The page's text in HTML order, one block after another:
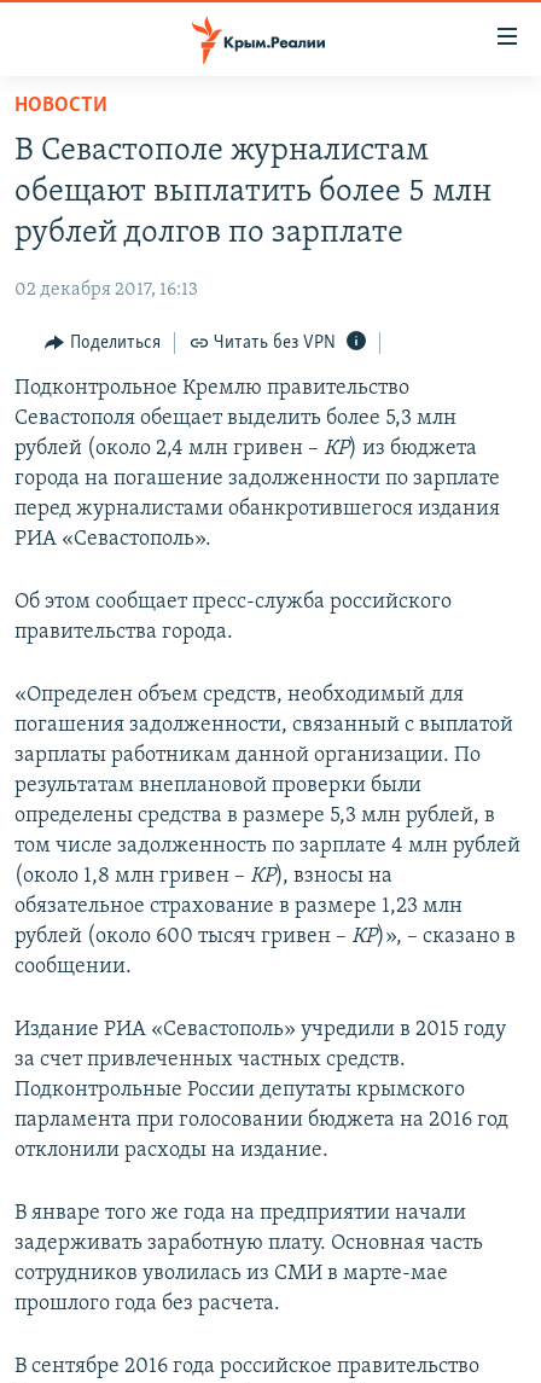
Вернуться
основному
содержанию
Вернутся
главной
навигации
Вернутся
поиску
СПЕЦПРОЕКТЫ
ГРУЗ 200
11 ЛЕТ ОККУПАЦИИ КРЫМА. 11 ИСТОРИЙ СОПРОТИВЛЕНИЯ
ВОДА
ЕЩЕ
ИНТЕРАКТИВ
ИНФОГРАФИКА
ТЕЛЕПРОЕКТ КРЫМ.РЕАЛИИ
СОВЕТЫ ПРАВОЗАЩИТНИКОВ
ПРОПАВШИЕ БЕЗ ВЕСТИ
КРЫМ.НЕПОКОРЕННЫЙ
УКРАИНСКАЯ ПРОБЛЕМА КРЫМА
РАДІО СВОБОДА
КАК ОБОЙТИ БЛОКИРОВКУ
Українською
Qırımtatar
Все сайты RFE/RL
НОВОСТИ
В Севастополе журналистам
обещают выплатить более 5 млн
рублей долгов по зарплате
02 декабря 2017, 16:13
Поделиться Читать без VPN
Подконтрольное Кремлю правительство
Севастополя обещает выделить более 5,3 млн
рублей (около 2,4 млн гривен – ​ КР) из бюджета
города на погашение задолженности по зарплате
перед журналистами обанкротившегося издания
РИА «Севастополь».
Об этом сообщает пресс-служба российского
правительства города.
«Определен объем средств, необходимый для
погашения задолженности, связанный с выплатой
зарплаты работникам данной организации. По
результатам внеплановой проверки были
определены средства в размере 5,3 млн рублей, в
том числе задолженность по зарплате 4 млн рублей
(около 1,8 млн гривен – ​ КР), взносы на
обязательное страхование в размере 1,23 млн
рублей (около 600 тысяч гривен – ​ КР)», – сказано в
сообщении.
Издание РИА «Севастополь» учредили в 2015 году
за счет привлеченных частных средств.
Подконтрольные России депутаты крымского
парламента при голосовании бюджета на 2016 год
отклонили расходы на издание.
В январе того же года на предприятии начали
задерживать заработную плату. Основная часть
сотрудников уволилась из СМИ в марте-мае
прошлого года без расчета.
В сентябре 2016 года российское правительство